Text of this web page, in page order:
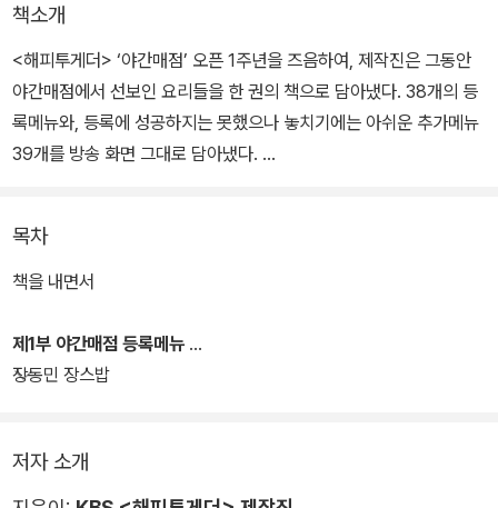
책소개
<해피투게더> ‘야간매점’ 오픈 1주년을 즈음하여, 제작진은 그동안
야간매점에서 선보인 요리들을 한 권의 책으로 담아냈다. 38개의 등
록메뉴와, 등록에 성공하지는 못했으나 놓치기에는 아쉬운 추가메뉴
39개를 방송 화면 그대로 담아냈다.
도 포함해 총 151개의 밤참 메뉴를 소개하고 있다. 국민 야식이라는
말이 무색하지 않을 매력만점의 레시피들로 가득한 책이다. 소개된
에 부합한다는 점이다.
고 누구나 쉽고 빠르게 조리해 출출한 배를 달랠 수 있는 야식들이라
는 점에서 실용적이다. 둘째, 입맛을 사로잡는 맛이다. 출연진들의 시
목차
책을 내면서
제1부 야간매점 등록메뉴
장동민 장스밥
저자 소개